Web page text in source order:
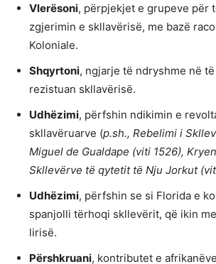
Vlerësoni, përpjekjet e grupeve për
zgjerimin e skllavërisë, me bazë
Koloniale.
Shqyrtoni, ngjarje të ndryshme në
rezistuan skllavërisë.
Udhëzimi, përfshin ndikimin e
skllavëruarve (p.sh., Rebelimi i
Miguel de Gualdape (viti 1526),
Skllevërve të qytetit të Nju Jorkut
Udhëzimi, përfshin se si Florida e
spanjolli tërhoqi skllevërit, që ikin
lirisë.
Përshkruani, kontributet e